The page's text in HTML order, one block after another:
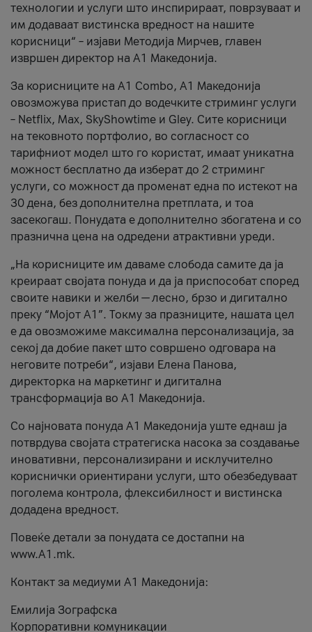
технологии и услуги што инспирираат, поврзуваат и
им додаваат вистинска вредност на нашите
корисници“ – изјави Методија Мирчев, главен
извршен директор на А1 Македонија.
За корисниците на A1 Combo, А1 Македонија
овозможува пристап до водечките стриминг услуги
– Netflix, Max, SkyShowtime и Gley. Сите корисници
на тековното портфолио, во согласност со
тарифниот модел што го користат, имаат уникатна
можност бесплатно да изберат до 2 стриминг
услуги, со можност да променат една по истекот на
30 дена, без дополнителна претплата, и тоа
засекогаш. Понудата е дополнително збогатена и со
празнична цена на одредени атрактивни уреди.
„На корисниците им даваме слобода самите да ја
креираат својата понуда и да ја приспособат според
своите навики и желби — лесно, брзо и дигитално
преку “Мојот А1”. Токму за празниците, нашата цел
е да овозможиме максимална персонализација, за
секој да добие пакет што совршено одговара на
неговите потреби“, изјави Елена Панова,
директорка на маркетинг и дигитална
трансформација во А1 Македонија.
Со најновата понуда А1 Македонија уште еднаш ја
потврдува својата стратегиска насока за создавање
иновативни, персонализирани и исклучително
кориснички ориентирани услуги, што обезбедуваат
поголема контрола, флексибилност и вистинска
додадена вредност.
Повеќе детали за понудата се достапни на
www.А1.mk.
Контакт за медиуми А1 Македонија:
Емилија Зографска
Корпоративни комуникации